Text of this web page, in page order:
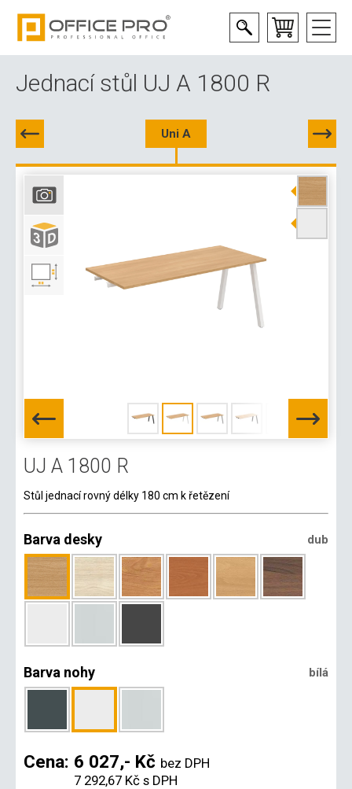
Jednací stůl UJ A 1800 R
Uni A
UJ A 1800 R
Stůl jednací rovný délky 180 cm k řetězení
Barva desky dub
Barva nohy bílá
Cena: 6 027,- Kč bez DPH
7 292,67 Kč s DPH